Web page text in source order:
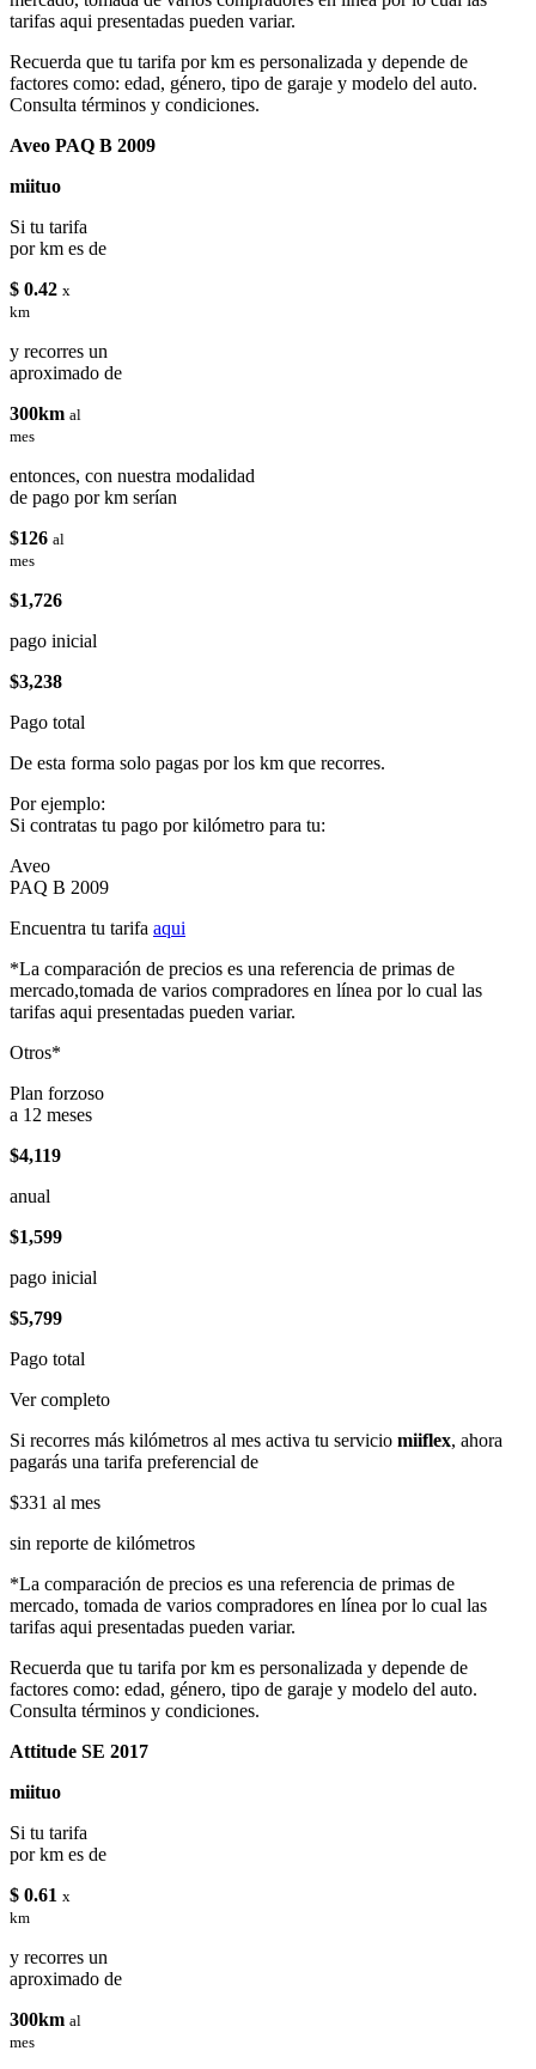
tarifas aqui presentadas pueden variar.
Recuerda que tu tarifa por km es personalizada y depende de
factores como: edad, género, tipo de garaje y modelo del auto.
Consulta términos y condiciones.
Aveo PAQ B 2009
miituo
Si tu tarifa
por km es de
$ 0.42 x
km
y recorres un
aproximado de
300km al
mes
entonces, con nuestra modalidad
de pago por km serían
$126 al
mes
$1,726
pago inicial
$3,238
Pago total
De esta forma solo pagas por los km que recorres.
Por ejemplo:
Si contratas tu pago por kilómetro para tu:
Aveo
PAQ B 2009
Encuentra tu tarifa aqui
*La comparación de precios es una referencia de primas de
mercado,tomada de varios compradores en línea por lo cual las
tarifas aqui presentadas pueden variar.
Otros*
Plan forzoso
a 12 meses
$4,119
anual
$1,599
pago inicial
$5,799
Pago total
Ver completo
Si recorres más kilómetros al mes activa tu servicio miiflex, ahora
pagarás una tarifa preferencial de
$331 al mes
sin reporte de kilómetros
*La comparación de precios es una referencia de primas de
mercado, tomada de varios compradores en línea por lo cual las
tarifas aqui presentadas pueden variar.
Recuerda que tu tarifa por km es personalizada y depende de
factores como: edad, género, tipo de garaje y modelo del auto.
Consulta términos y condiciones.
Attitude SE 2017
miituo
Si tu tarifa
por km es de
$ 0.61 x
km
y recorres un
aproximado de
300km al
mes